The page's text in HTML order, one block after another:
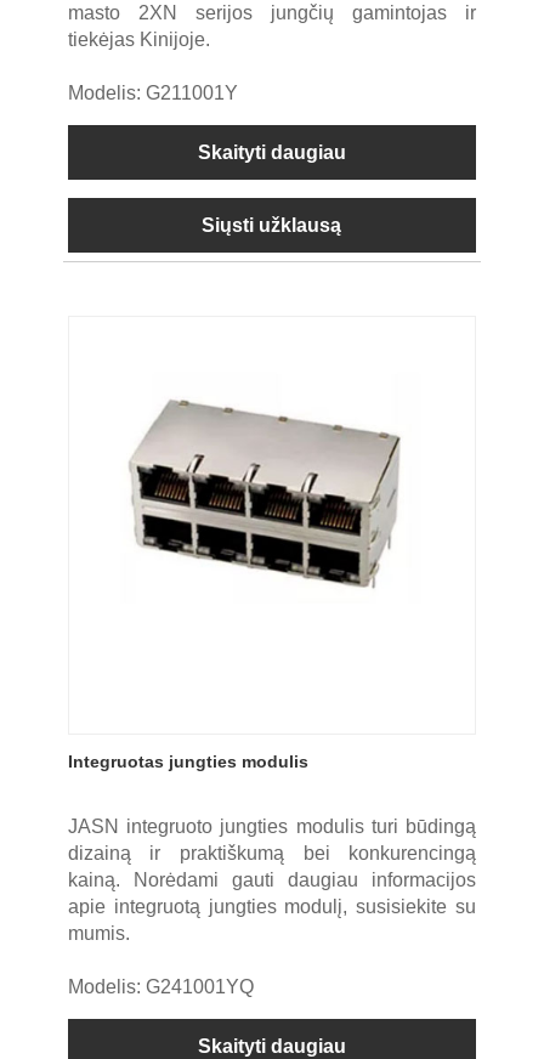
masto 2XN serijos jungčių gamintojas ir
tiekėjas Kinijoje.
Modelis: G211001Y
Skaityti daugiau
Siųsti užklausą
Integruotas jungties modulis
JASN integruoto jungties modulis turi būdingą
dizainą ir praktiškumą bei konkurencingą
kainą. Norėdami gauti daugiau informacijos
apie integruotą jungties modulį, susisiekite su
mumis.
Modelis: G241001YQ
Skaityti daugiau